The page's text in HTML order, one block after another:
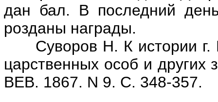
дан бал. В последний
розданы награды.
Суворов Н. К истории г.
царственных особ и других
ВЕВ. 1867. N 9. С. 348-357.